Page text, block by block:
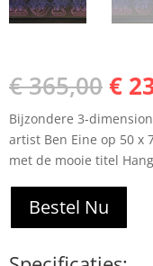
€365,00
prijs
€
€
Bijzondere 3-
artist Ben Eine op 50 x
met de mooie titel
Bestel Nu